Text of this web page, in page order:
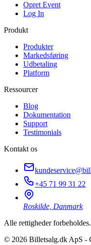
Opret Event
Log In
Produkt
Produkter
Markedsføring
Udbetaling
Platform
Ressourcer
Blog
Dokumentation
Support
Testimonials
Kontakt os
+45 71 99 31 22
Roskilde, Danmark
Alle rettigheder
© 2026 Billetsalg.dk ApS -